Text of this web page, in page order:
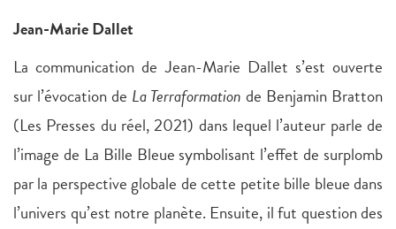
Jean-Marie Dallet
La communication de Jean-Marie Dallet s’est ouverte
sur l’évocation de La Terraformation de Benjamin Bratton
(Les Presses du réel, 2021) dans lequel l’auteur parle de
l’image de La Bille Bleue symbolisant l’effet de surplomb
par la perspective globale de cette petite bille bleue dans
l’univers qu’est notre planète. Ensuite, il fut question des